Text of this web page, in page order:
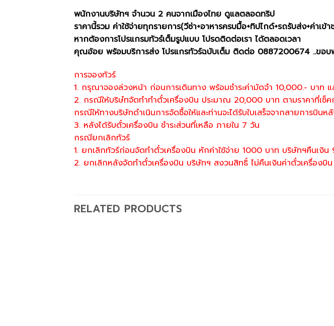
พนักงานบริษัทฯ จำนวน 2 คนจากเมืองไทย ดูแลตลอดทริป
ราคานี้รวม ค่าใช้จ่ายทุกรายการ(วีซ่า+อาหารครบมื้อ+ทิปไกด์+รถรับส่ง+ค่าเ
หากต้องการโปรแกรมทัวร๋เต็มรูปแบบ โปรดติดต่อเรา ได้ตลอดเวลา
คุณอ้อย พร้อมบริการส่ง โปรแกรทัวร์ฉบับเต็ม ติดต่อ 0887200674 ..ขอบพ
การจองทัวร์
1. กรุณาจองล่วงหน้า ก่อนการเดินทาง พร้อมชำระค่ามัดจำ 10,000.- บาท
2. กรณีให้บริษํทจัดทำทำตั๋วเครื่องบิน ประมาณ 20,000 บาท ตามราคาที่เช็
กรณีให้ทางบริษัทดำเนินการจัดซื้อให้และท่านจะได้รับใบเสร็จจากสายการบินห
3. หลังได้รับตั๋วเครื่องบิน ชำระส่วนที่เหลือ ภายใน 7 วัน
กรณียกเลิกทัวร์
1. ยกเลิกทัวร์ก่อนจัดทำตั๋วเครื่องบิน หักค่าใช้จ่าย 1000 บาท บริษัทฯคืนเงิ
2. ยกเลิกหลังจัดทำตั๋วเครื่องบิน บริษัทฯ สงวนสิทธิ์ ไม่คืนเงินค่าตั๋วเครื่องบิ
RELATED PRODUCTS